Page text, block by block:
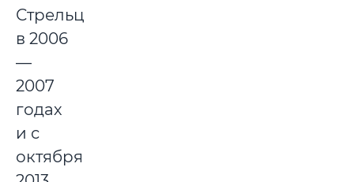
Стрельцова),
в 2006
—
2007
годах
и с
октября